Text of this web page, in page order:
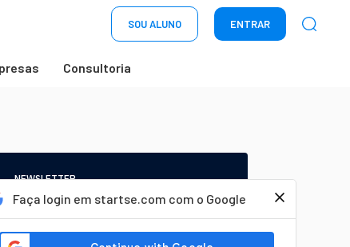
SOU ALUNO ENTRAR
Consultoria
Faça login em startse.com com o Google
NEWSLETTER
Start Seu dia:
A Newsletter do AGORA!